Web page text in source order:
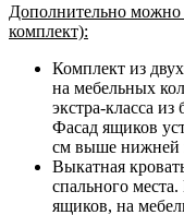
Дополнительно можно
комплект):
Комплект из
на мебельных
экстра-класса
Фасад ящиков
см выше нижней
Выкатная
спального
ящиков, на